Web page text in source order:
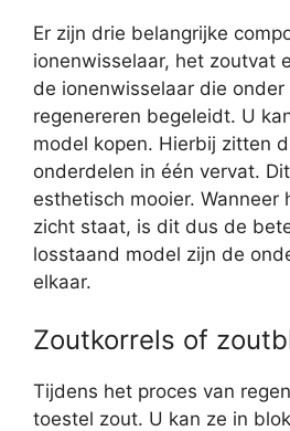
Er zijn drie belangrijke
ionenwisselaar, het zoutvat
de ionenwisselaar die
regenereren begeleidt. U
model kopen. Hierbij zitten
onderdelen in één vervat.
esthetisch mooier. Wanneer
zicht staat, is dit dus de
losstaand model zijn de
elkaar.
Zoutkorrels of
Tijdens het proces van
toestel zout. U kan ze in